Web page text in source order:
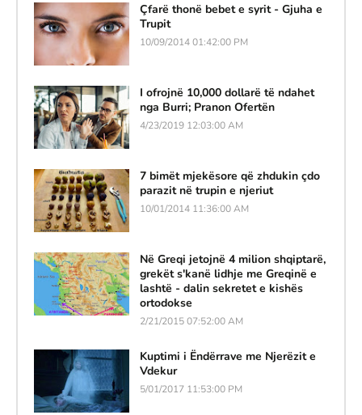
Çfarë thonë bebet e syrit - Gjuha e
Trupit
10/09/2014 01:42:00 PM
I ofrojnë 10,000 dollarë të ndahet
nga Burri; Pranon Ofertën
4/23/2019 12:03:00 AM
7 bimët mjekësore që zhdukin çdo
parazit në trupin e njeriut
10/01/2014 11:36:00 AM
Në Greqi jetojnë 4 milion shqiptarë,
grekët s'kanë lidhje me Greqinë e
lashtë - dalin sekretet e kishës
ortodokse
2/21/2015 07:52:00 AM
Kuptimi i Ëndërrave me Njerëzit e
Vdekur
5/01/2017 11:53:00 PM